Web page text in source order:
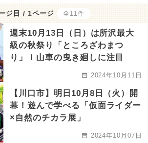
ジ目 / 1ページ 全11件
週末10月13日（日）は所沢最大
級の秋祭り「ところざわまつ
り」！山車の曳き廻しに注目
2024年10月11日
【川口市】明日10月8日（火）開
幕！遊んで学べる「仮面ライダー
×自然のチカラ展」
2024年10月07日